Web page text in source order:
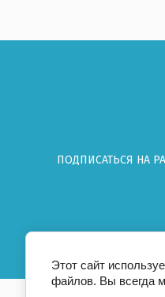
ПОДПИСАТЬСЯ НА
Этот сайт
файлов. Вы всегда